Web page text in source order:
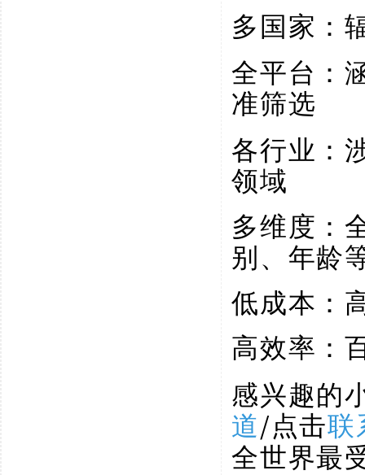
多国家：
全平台：
准筛选
各行业：
领域
多维度：
别、年龄
低成本：
高效率：
感兴趣的
道/点击联
全世界最